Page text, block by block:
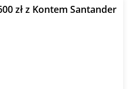
zł z Kontem Santander